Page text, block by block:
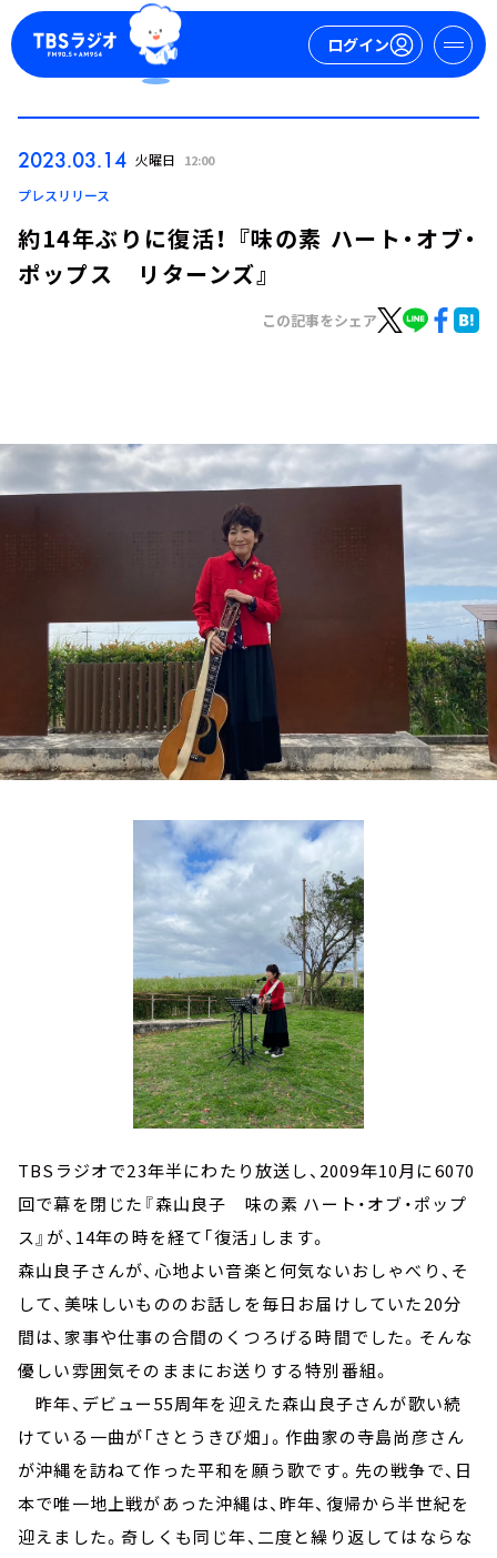
ログイン
トピックス
TBS Podcast
2023.03.14 火曜日 12:00
プレスリリース
約14年ぶりに復活！ 『味の素 ハート・オブ・
ポップス リターンズ』
この記事をシェア
TBSラジオで23年半にわたり放送し、2009年10月に6070
回で幕を閉じた『森山良子 味の素 ハート・オブ・ポップ
ス』が、14年の時を経て「復活」します。
森山良子さんが、心地よい音楽と何気ないおしゃべり、そ
して、美味しいもののお話しを毎日お届けしていた20分
間は、家事や仕事の合間のくつろげる時間でした。そんな
優しい雰囲気そのままにお送りする特別番組。
昨年、デビュー55周年を迎えた森山良子さんが歌い続
けている一曲が「さとうきび畑」。作曲家の寺島尚彦さん
が沖縄を訪ねて作った平和を願う歌です。先の戦争で、日
本で唯一地上戦があった沖縄は、昨年、復帰から半世紀を
迎えました。奇しくも同じ年、二度と繰り返してはならな